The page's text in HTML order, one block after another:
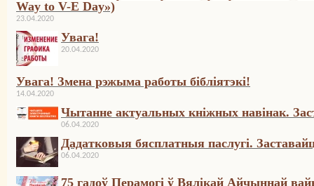
Way to V-E Day»)
23.04.2020
Увага!
20.04.2020
Увага! Змена рэжыма работы бібліятэкі!
14.04.2020
Чытанне актуальных кніжных навінак.
06.04.2020
Дадатковыя бясплатныя паслугі.
06.04.2020
75 гадоў Перамогі ў Вялікай Айчыннай